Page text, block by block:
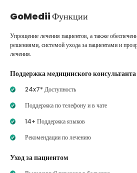
GoMediiФункции
Упрощение лечения пациентов, а также
решениями, системой ухода за пациентами и
лечения.
Поддержка медицинского консультанта
24x7* Доступность
Поддержка по телефону и в чате
14+ Поддержка языков
Рекомендации по лечению
Уход за пациентом